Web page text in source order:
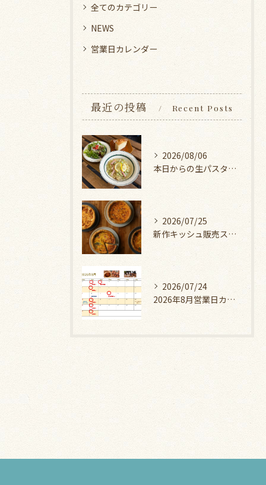
全てのカテゴリー
NEWS
営業日カレンダー
最近の投稿 Recent Posts
2026/08/06
本日からの生パスタランチ
2026/07/25
新作キッシュ販売スタート！
2026/07/24
2026年8月営業日カレンダー